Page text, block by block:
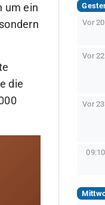
um ein
die
Vor
Vor
Vor
09:10